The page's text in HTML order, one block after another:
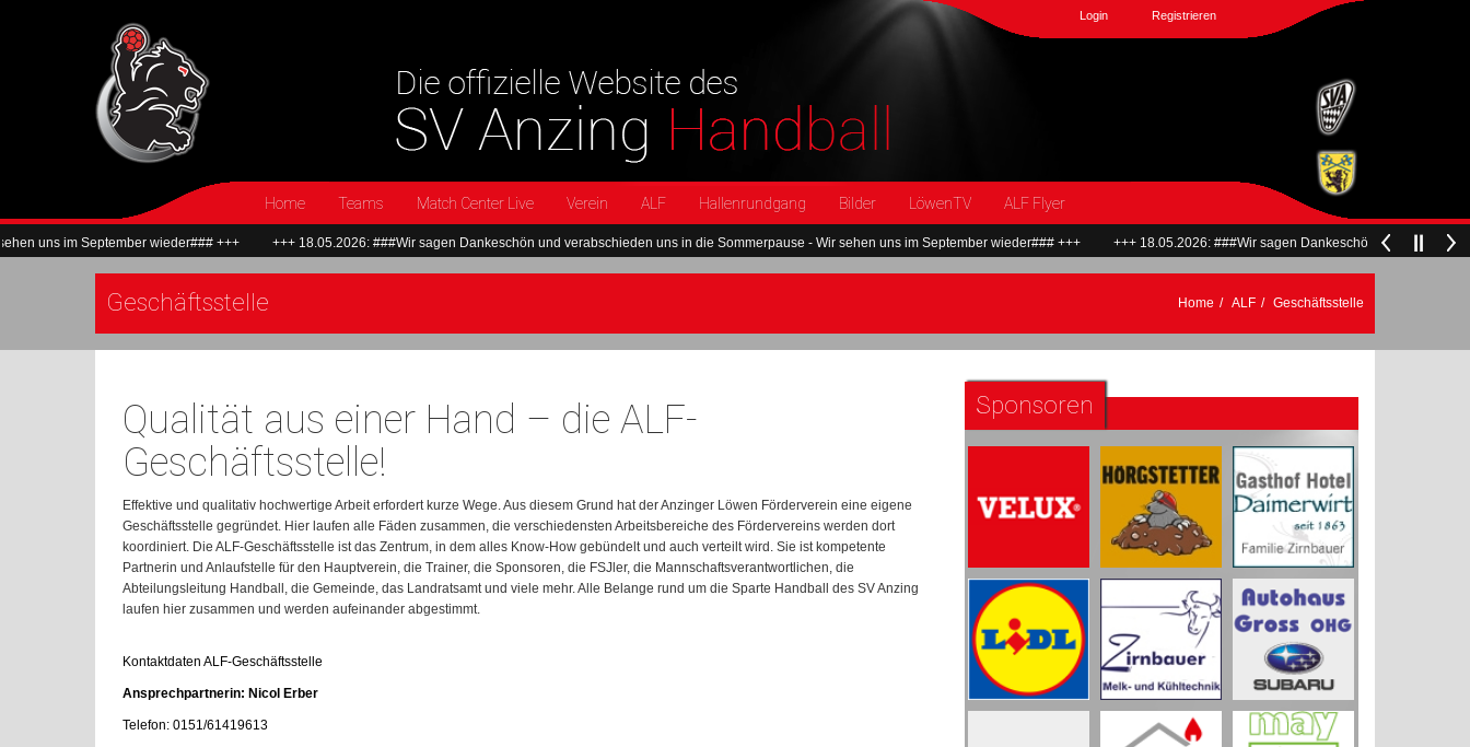
Login Registrieren
Home Teams Match Center Live Verein ALF Hallenrundgang Bilder LöwenTV ALF Flyer
im September wieder### +++ +++ 18.05.2026: ###Wir sagen Dankeschön und verabschieden uns in die Sommerpause - Wir sehen uns im September wieder### +++ +++ 18.05.2026: ###Wir sagen Dankeschön und verabschieden
Geschäftsstelle Home ALF Geschäftsstelle
Qualität aus einer Hand – die ALF-
Geschäftsstelle!
Effektive und qualitativ hochwertige Ar­beit erfordert kurze Wege. Aus diesem Grund hat der Anzinger Löwen Förder­verein eine eigene
Ge­schäftsstelle gegründet. Hier laufen alle Fäden zusammen, die verschiedens­ten Arbeitsbereiche des Fördervereins werden dort
koordiniert. Die ALF-Ge­schäftsstelle ist das Zentrum, in dem alles Know-How gebündelt und auch verteilt wird. Sie ist kompetente
Partne­rin und Anlaufstelle für den Hauptver­ein, die Trainer, die Sponsoren, die FS­Jler, die Mannschaftsverantwortlichen, die
Abteilungsleitung Handball, die Gemeinde, das Landratsamt und viele mehr. Alle Belange rund um die Spar­te Handball des SV Anzing
laufen hier zusammen und werden aufeinander abgestimmt.
Kontaktdaten ALF-Geschäftsstelle
Ansprechpartnerin: Nicol Erber
Telefon: 0151/61419613
Sponsoren